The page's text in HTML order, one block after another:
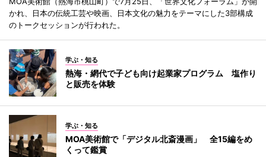
かれ、日本の伝統工芸や映画、日本文化の魅力をテーマにした3部構成
のトークセッションが行われた。
学ぶ・知る
熱海・網代で子ども向け起業家プログラム 塩作り
と販売を体験
学ぶ・知る
MOA美術館で「デジタル北斎漫画」 全15編をめ
くって鑑賞